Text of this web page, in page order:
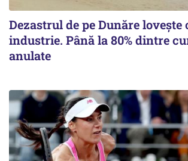
Dezastrul de pe Dunăre lovește
industrie. Până la 80% dintre
anulate